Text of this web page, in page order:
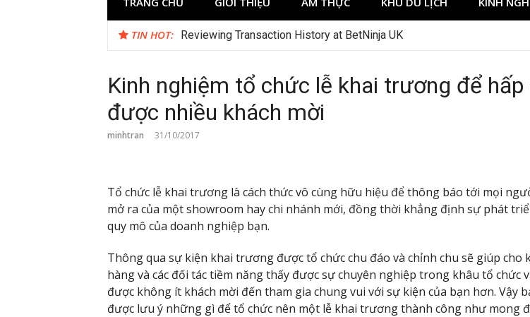
TIN HOT: Reviewing Transaction History at BetNinja UK
Kinh nghiệm tổ chức lễ khai trương để hấp
được nhiều khách mời
minhtran 31/10/2017
Tổ chức lễ khai trương là cách thức vô cùng hữu hiệu để thông báo tới mọi
mở ra của một showroom hay chi nhánh mới, đồng thời khẳng định sự phát
quy mô của doanh nghiệp bạn.
Thông qua sự kiện khai trương được tổ chức chu đáo và chỉnh chu sẽ giúp cho
hàng và các đối tác tiềm năng thấy được sự chuyên nghiệp trong khâu tổ chức
được không ít khách mời đến tham gia chung vui với sự kiện của bạn hơn. Vậy
được lưu ý những gì để tổ chức nên một lễ khai trương thành công như mong